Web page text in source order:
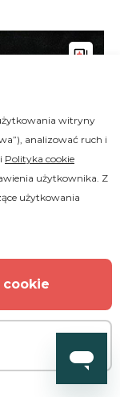
witryny
analizować ruch i
Polityka cookie
użytkownika. Z
użytkowania